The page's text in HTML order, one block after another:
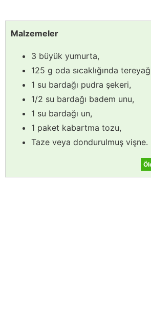
Malzemeler
3 büyük yumurta,
125 g oda sıcaklığında
1 su bardağı pudra şekeri,
1/2 su bardağı badem unu,
1 su bardağı un,
1 paket kabartma tozu,
Taze veya dondurulmuş vişne.